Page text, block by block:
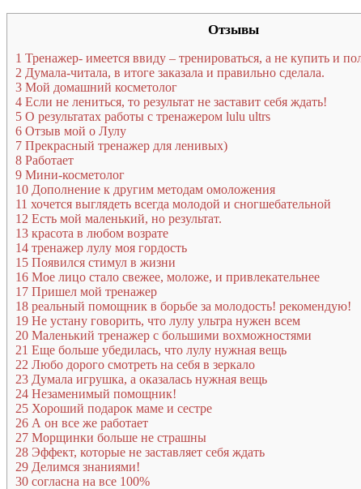
Отзывы
1 Тренажер- имеется ввиду – тренироваться, а не купить и
2 Думала-читала, в итоге заказала и правильно сделала.
3 Мой домашний косметолог
4 Если не лениться, то результат не заставит себя ждать!
5 О результатах работы с тренажером lulu ultrs
6 Отзыв мой о Лулу
7 Прекрасный тренажер для ленивых)
8 Работает
9 Мини-косметолог
10 Дополнение к другим методам омоложения
11 хочется выглядеть всегда молодой и сногшебательной
12 Есть мой маленький, но результат.
13 красота в любом возрате
14 тренажер лулу моя гордость
15 Появился стимул в жизни
16 Мое лицо стало свежее, моложе, и привлекательнее
17 Пришел мой тренажер
18 реальный помощник в борьбе за молодость! рекомендую!
19 Не устану говорить, что лулу ультра нужен всем
20 Маленький тренажер с большими вохможностями
21 Еще больше убедилась, что лулу нужная вещь
22 Любо дорого смотреть на себя в зеркало
23 Думала игрушка, а оказалась нужная вещь
24 Незаменимый помощник!
25 Хороший подарок маме и сестре
26 А он все же работает
27 Морщинки больше не страшны
28 Эффект, которые не заставляет себя ждать
29 Делимся знаниями!
30 согласна на все 100%